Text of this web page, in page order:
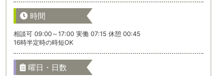
時間
相談可 09:00～17:00 実働 07:15 休憩 00:45
16時半定時の時短OK
曜日・日数